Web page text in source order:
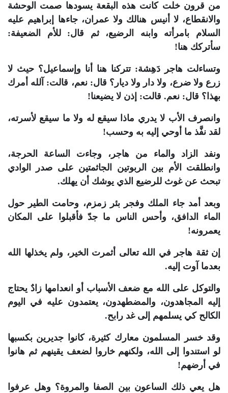
من قرون خلت كانت هذه البقعة يسودها صمت الوحشة
والانقطاع، لا أنيس هنالك ولا عمران، جاءها إبراهيم عليه
السلام بامرأته وابنه الرضيع، ثم قال: للأم الضعيفة:
سأتركك هنا!
وتساءلت هاجر دَهِشة: تتركنا هنا أنا وإسماعيل؟ حيث لا
زرع ولا ضرع، ولا دار ولا ديار؟ قال: نعم، قالت: آلله أمرك
بهذا؟ قال: نعم. قالت: إذن لا يضيعنا!
وانصرف الأب لا يدري ماذا سيقع له ولا ما سيقع لأسرته،
لقد نفَّذ ما أوحي إليه به وحسب!
ونفد الزاد والماء من هاجر، وجاءت الساعة الحرجة،
وانطلقت الأم بين الربوتين الجاثمتين على صدر الوادي
تبحث عن غوث للرضيع الذي يوشك أن يهلك.
وبعد أمد جاء الملك وفجر بئر زمزم، وحامت الطير حول
الماء الدافق، وأحس الناس ما جدّ فأقبلوا على المكان
يعمرونه!
إن ثقة هاجر في الله تعالى أثمرت الخير، ولم يخذلها الله
بعدما آوت إليه.
والتوكل على الله مع ضعف الأسباب أو انعدامها زادٌ يحتاج
إليه المجاهدون، والمضطهدون، يعتمدون عليه في اليوم
الكالح كي يسلمهم إلى غد رابح.
وقد خسر المسلمون معارك كثيرة، كانوا جديرين بكسبها
لو استندوا إلى الله، ولكنهم خاروا لضعف يقينهم ثم هانوا
في أرضهم!
هل يعي ذلك الساعون بين الصفا والمروة؟ وهل عرفوا